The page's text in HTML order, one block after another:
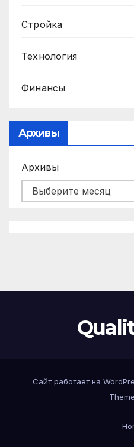
Стройка
Технология
Финансы
Архивы
Архивы
Сайт работает на